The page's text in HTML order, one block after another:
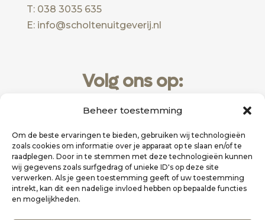
Beheer toestemming
Om de beste ervaringen te bieden, gebruiken wij technologieën
zoals cookies om informatie over je apparaat op te slaan en/of te
raadplegen. Door in te stemmen met deze technologieën kunnen
wij gegevens zoals surfgedrag of unieke ID's op deze site
verwerken. Als je geen toestemming geeft of uw toestemming
intrekt, kan dit een nadelige invloed hebben op bepaalde functies
en mogelijkheden.
T: 038 3035 635
E: info@scholtenuitgeverij.nl
Volg ons op:
Website realisatie doorZakelijk Bereikbaar